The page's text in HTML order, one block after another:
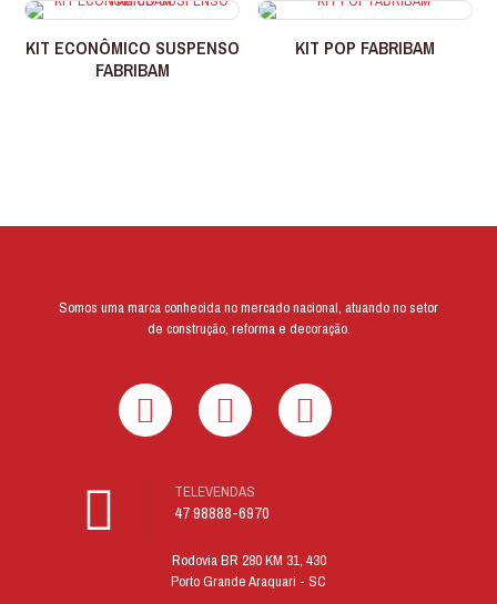
KIT ECONÔMICO SUSPENSO
FABRIBAM
KIT POP FABRIBAM
Somos uma marca conhecida no mercado nacional, atuando no setor
de construção, reforma e decoração.
47 98888-6970
TELEVENDAS
Rodovia BR 280 KM 31, 430
Porto Grande Araquari - SC